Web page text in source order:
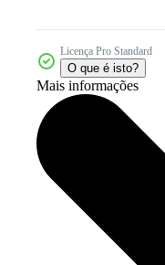
Licença Pro Standard
O que é isto?
Mais informações